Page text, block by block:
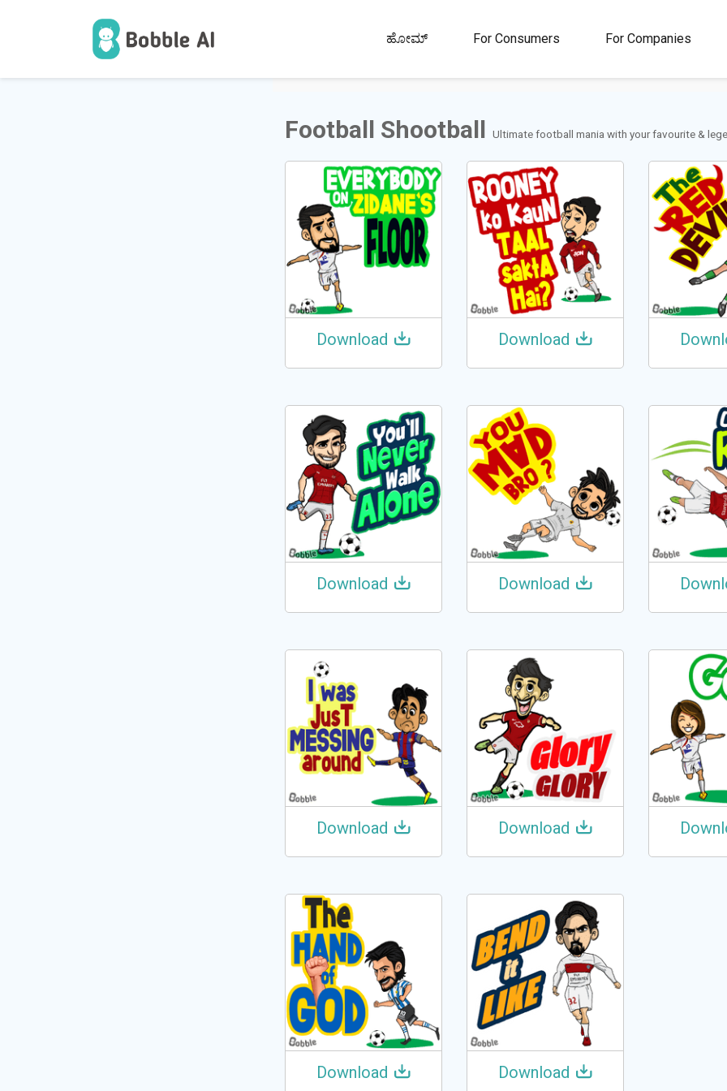
ಹೋಮ್ For Consumers For Companies
100M+ 4.5
ರೇಟಿಂಗ್
1M+
ಸ್ಟಿಕ್ಕರ್‌ಗಳು ಮತ್ತು
Football Shootball Ultimate football mania with your favourite &
Download Download
Download Download
Download Download
Download Download